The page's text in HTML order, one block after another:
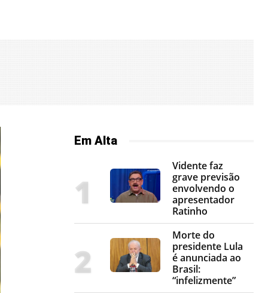
Em Alta
Vidente faz
grave previsão
envolvendo o
apresentador
Ratinho
Morte do
presidente Lula
é anunciada ao
Brasil:
“infelizmente”